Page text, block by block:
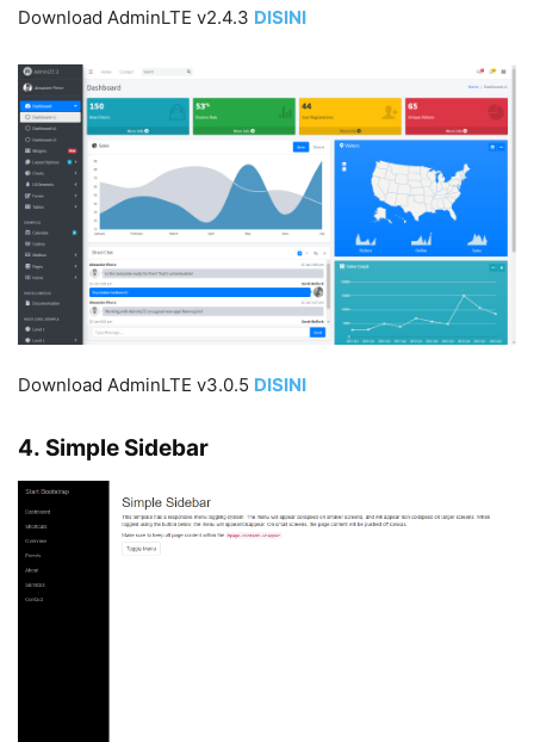
Download AdminLTE v2.4.3 DISINI
Download AdminLTE v3.0.5 DISINI
4. Simple Sidebar